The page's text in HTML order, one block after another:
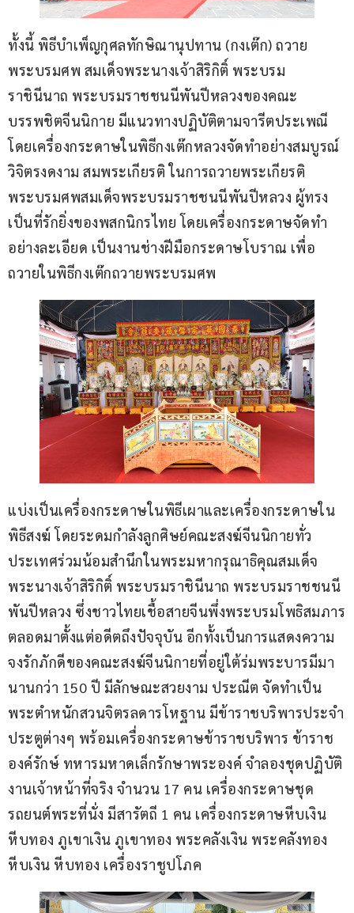
ทั้งนี้ พิธีบำเพ็ญกุศลทักษิณานุปทาน (กงเต๊ก) ถวาย
พระบรมศพ สมเด็จพระนางเจ้าสิริกิติ์ พระบรม
ราชินีนาถ พระบรมราชชนนีพันปีหลวงของคณะ
บรรพชิตจีนนิกาย มีแนวทางปฏิบัติตามจารีตประเพณี
โดยเครื่องกระดาษในพิธีกงเต๊กหลวงจัดทำอย่างสมบูรณ์
วิจิตรงดงาม สมพระเกียรติ ในการถวายพระเกียรติ
พระบรมศพสมเด็จพระบรมราชชนนีพันปีหลวง ผู้ทรง
เป็นที่รักยิ่งของพสกนิกรไทย โดยเครื่องกระดาษจัดทำ
อย่างละเอียด เป็นงานช่างฝีมือกระดาษโบราณ เพื่อ
ถวายในพิธีกงเต๊กถวายพระบรมศพ
แบ่งเป็นเครื่องกระดาษในพิธีเผาและเครื่องกระดาษใน
พิธีสงฆ์ โดยระดมกำลังลูกศิษย์คณะสงฆ์จีนนิกายทั่ว
ประเทศร่วมน้อมสำนึกในพระมหากรุณาธิคุณสมเด็จ
พระนางเจ้าสิริกิติ์ พระบรมราชินีนาถ พระบรมราชชนนี
พันปีหลวง ซึ่งชาวไทยเชื้อสายจีนพึ่งพระบรมโพธิสมภาร
ตลอดมาตั้งแต่อดีตถึงปัจจุบัน อีกทั้งเป็นการแสดงความ
จงรักภักดีของคณะสงฆ์จีนนิกายที่อยู่ใต้ร่มพระบารมีมา
นานกว่า 150 ปี มีลักษณะสวยงาม ประณีต จัดทำเป็น
พระตำหนักสวนจิตรลดารโหฐาน มีข้าราชบริพารประจำ
ประตูต่างๆ พร้อมเครื่องกระดาษข้าราชบริพาร ข้าราช
องค์รักษ์ ทหารมหาดเล็กรักษาพระองค์ จำลองชุดปฏิบัติ
งานเจ้าหน้าที่จริง จำนวน 17 คน เครื่องกระดาษชุด
รถยนต์พระที่นั่ง มีสารัตถี 1 คน เครื่องกระดาษหีบเงิน
หีบทอง ภูเขาเงิน ภูเขาทอง พระคลังเงิน พระคลังทอง
หีบเงิน หีบทอง เครื่องราชูปโภค